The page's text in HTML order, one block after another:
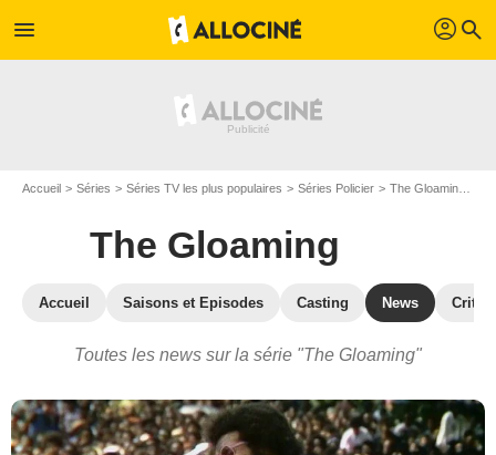
menu profil search
Accueil Séries Séries TV les plus populaires Séries Policier The Gloaming
The Gloaming
Accueil Saisons et Episodes Casting News
Toutes les news sur la série "The Gloaming"